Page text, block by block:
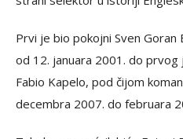
Prvi je bio pokojni Sven Goran
od 12. januara 2001. do prvog
Fabio Kapelo, pod čijom
decembra 2007. do februara